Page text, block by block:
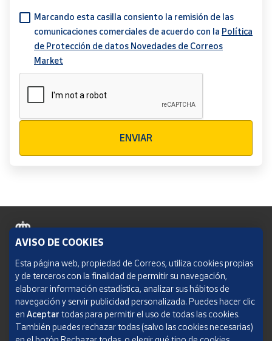
Marcando esta casilla consiento la remisión de las
comunicaciones comerciales de acuerdo con la Política
de Protección de datos Novedades de Correos
Market
ENVIAR
Política de cookies
Aviso legal
Condiciones del servicio
Política de Privacidad Web
AVISO DE COOKIES
Esta página web, propiedad de Correos, utiliza cookies propias
y de terceros con la finalidad de permitir su navegación,
elaborar información estadística, analizar sus hábitos de
navegación y servir publicidad personalizada. Puedes hacer clic
en Aceptar todas para permitir el uso de todas las cookies.
También puedes rechazar todas (salvo las cookies necesarias)